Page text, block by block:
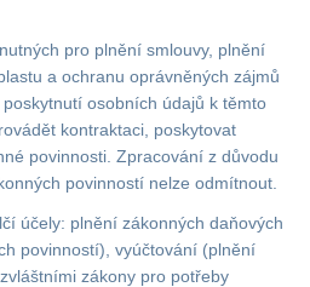
pro plnění smlouvy, plnění
a ochranu oprávněných zájmů
osobních údajů k těmto
kontraktaci, poskytovat
povinnosti. Zpracování z důvodu
povinností nelze odmítnout.
účely: plnění zákonných daňových
povinností), vyúčtování (plnění
zákony pro potřeby